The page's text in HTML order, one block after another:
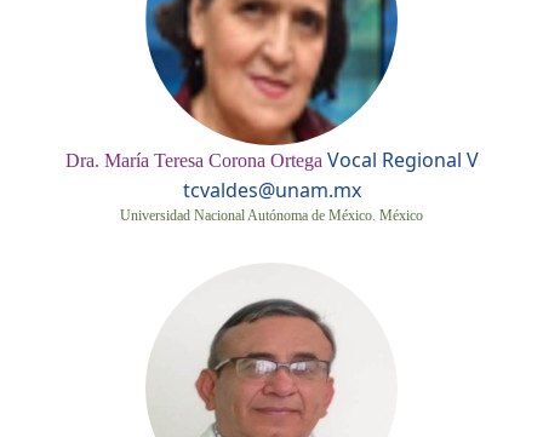
Dra. María Teresa Corona Ortega Vocal Regional V
tcvaldes@unam.mx
Universidad Nacional Autónoma de México. México